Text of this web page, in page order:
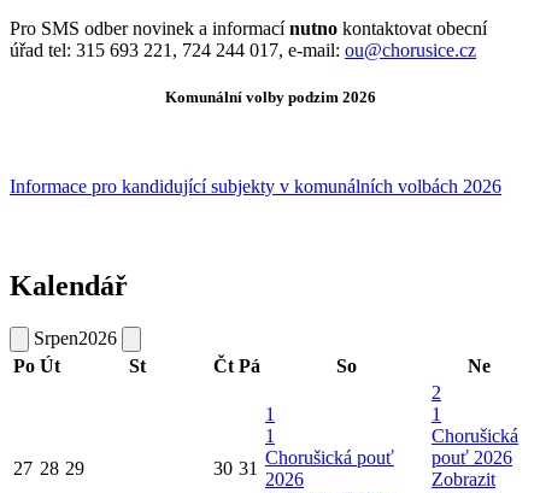
Pro SMS odber novinek a informacínutno kontaktovat obecní
úřad tel: 315 693 221, 724 244 017, e-mail: ou@chorusice.cz
Komunální volby podzim 2026
Informace pro kandidující subjekty v komunálních volbách 2026
Kalendář
Srpen2026
Po Út St Čt Pá So Ne
27 28 29 30 31
1
1
Chorušická pouť
2026
2
1
Chorušická
pouť 2026
Zobrazit